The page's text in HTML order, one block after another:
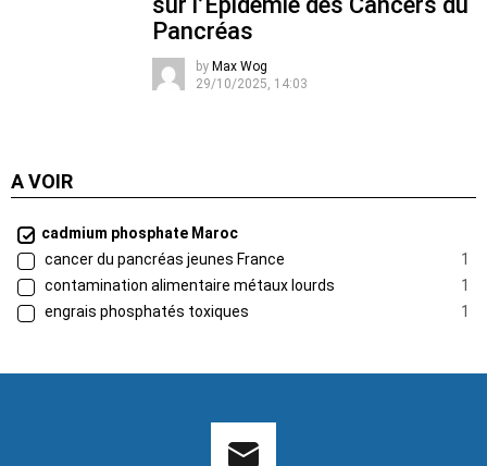
Pancréas
by Max Wog
29/10/2025, 14:03
A VOIR
cadmium phosphate Maroc
cancer du pancréas jeunes France
1
contamination alimentaire métaux lourds
1
engrais phosphatés toxiques
1